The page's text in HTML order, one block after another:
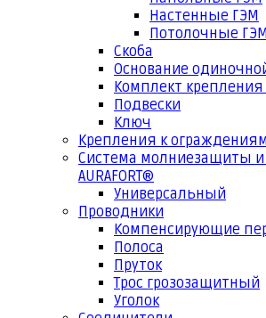
Настенные ГЭМ
Потолочные ГЭМ
Скоба
Основание
Комплект крепления
Подвески
Ключ
Крепления к ограждениям
Система молниезащиты и
AURAFORT®
Универсальный
Проводники
Компенсирующие
Полоса
Пруток
Трос грозозащитный
Уголок